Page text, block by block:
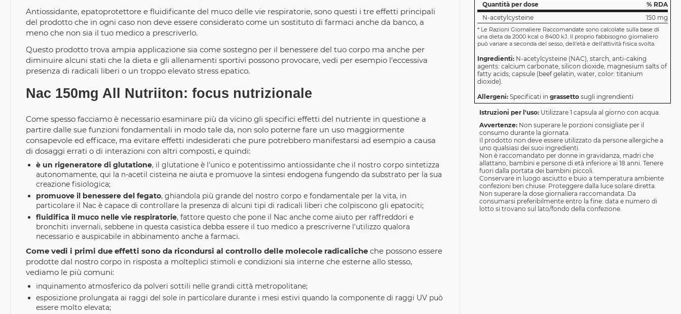
Antiossidante, epatoprotettore e fluidificante del muco delle vie respiratorie, sono questi i tre effetti principali
del prodotto che in ogni caso non deve essere considerato come un sostituto di farmaci anche da banco, a
meno che non sia il tuo medico a prescriverlo.
Questo prodotto trova ampia applicazione sia come sostegno per il benessere del tuo corpo ma anche per
diminuire alcuni stati che la dieta e gli allenamenti sportivi possono provocare, vedi per esempio l'eccessiva
presenza di radicali liberi o un troppo elevato stress epatico.
Nac 150mg All Nutriiton: focus nutrizionale
Come spesso facciamo è necessario esaminare più da vicino gli specifici effetti del nutriente in questione a
partire dalle sue funzioni fondamentali in modo tale da, non solo poterne fare un uso maggiormente
consapevole ed efficace, ma evitare effetti indesiderati che pure potrebbero manifestarsi ad esempio a causa
di dosaggi errati o di interazioni con altri composti, e quindi:
è un rigeneratore di glutatione, il glutatione è l'unico e potentissimo antiossidante che il nostro corpo sintetizza
autonomamente, qui la n-acetil cisteina ne aiuta e promuove la sintesi endogena fungendo da substrato per la sua
creazione fisiologica;
promuove il benessere del fegato, ghiandola più grande del nostro corpo e fondamentale per la vita, in
particolare il Nac è capace di controllare la presenza di alcuni tipi di radicali liberi che colpiscono gli epatociti;
fluidifica il muco nelle vie respiratorie, fattore questo che pone il Nac anche come aiuto per raffreddori e
bronchiti invernali, sebbene in questa casistica debba essere il tuo medico a prescriverne l'utilizzo qualora
necessario e auspicabile in abbinamento anche a farmaci.
Come vedi i primi due effetti sono da ricondursi al controllo delle molecole radicaliche che possono essere
prodotte dal nostro corpo in risposta a molteplici stimoli e condizioni sia interne che esterne allo stesso,
vediamo le più comuni:
inquinamento atmosferico da polveri sottili nelle grandi città metropolitane;
esposizione prolungata ai raggi del sole in particolare durante i mesi estivi quando la componente di raggi UV può
essere molto elevata;
Quantità per dose
% RDA
N-acetylcysteine
150 mg
*Le Razioni Giornaliere Raccomandate sono calcolate sulla base di
una dieta da 2000 kcal o 8400 kJ. Il proprio fabbisogno giornaliero
può variare a seconda del sesso, dell'età e dell'attività fisica svolta.
Ingredienti: N-acetylcysteine (NAC), starch, anti-caking
agents: calcium carbonate, silicon dioxide, magnesium salts of
fatty acids; capsule (beef gelatin, water, color: titanium
dioxide).
Allergeni: Specificati in grassettosugli ingrendienti
Istruzioni per l'uso: Utilizzare 1 capsula al giorno con acqua.
Avvertenze: Non superare le porzioni consigliate per il
consumo durante la giornata.
Il prodotto non deve essere utilizzato da persone allergiche a
uno qualsiasi dei suoi ingredienti.
Non è raccomandato per donne in gravidanza, madri che
allattano, bambini e persone di età inferiore ai 18 anni. Tenere
fuori dalla portata dei bambini piccoli.
Conservare in luogo asciutto e buio a temperatura ambiente
confezioni ben chiuse. Proteggere dalla luce solare diretta.
Non superare la dose giornaliera raccomandata. Da
consumarsi preferibilmente entro la fine: data e numero di
lotto si trovano sul lato/fondo della confezione.